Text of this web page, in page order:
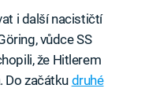
i další nacističtí
vůdce SS
že Hitlerem
Do začátku druhé